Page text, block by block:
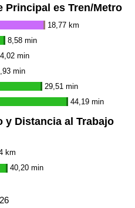
Principal es Tren/Metro
18,77 km
8,58 min
4,02 min
min
29,51 min
44,19 min
y Distancia al Trabajo
km
40,20 min